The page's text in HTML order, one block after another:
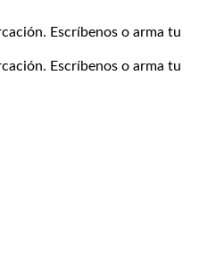
Escríbenos o arma tu
Escríbenos o arma tu